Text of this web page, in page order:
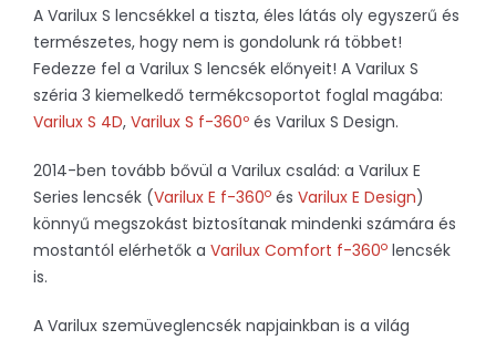
A Varilux S lencsékkel a tiszta, éles látás oly egyszerű és
természetes, hogy nem is gondolunk rá többet!
Fedezze fel a Varilux S lencsék előnyeit! A Varilux S
széria 3 kiemelkedő termékcsoportot foglal magába:
Varilux S 4D, Varilux S f-360º és Varilux S Design.
2014-ben tovább bővül a Varilux család: a Varilux E
Series lencsék (Varilux E f-360o és Varilux E Design)
könnyű megszokást biztosítanak mindenki számára és
mostantól elérhetők a Varilux Comfort f-360o lencsék
is.
A Varilux szemüveglencsék napjainkban is a világ